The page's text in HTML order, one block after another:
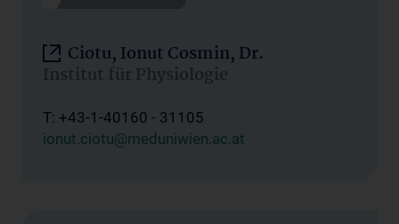
Ciotu, Ionut Cosmin, Dr.
Institut für Physiologie
T: +43-1-40160 - 31105
ionut.ciotu@meduniwien.ac.at